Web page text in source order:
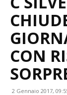
CON
2 Gennaio 2017,